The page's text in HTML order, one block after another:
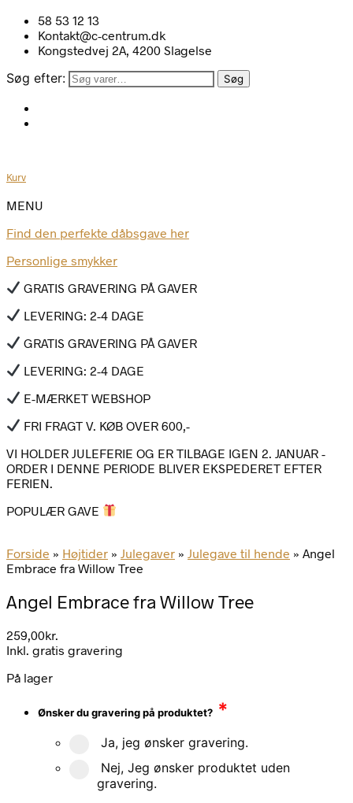
58 53 12 13
Kontakt@c-centrum.dk
Kongstedvej 2A, 4200 Slagelse
Søg efter: Søg
Kurv
MENU
Find den perfekte dåbsgave her
Personlige smykker
GRATIS GRAVERING PÅ GAVER
LEVERING: 2-4 DAGE
GRATIS GRAVERING PÅ GAVER
LEVERING: 2-4 DAGE
E-MÆRKET WEBSHOP
FRI FRAGT V. KØB OVER 600,-
VI HOLDER JULEFERIE OG ER TILBAGE IGEN 2. JANUAR -
ORDER I DENNE PERIODE BLIVER EKSPEDERET EFTER
FERIEN.
POPULÆR GAVE
Forside » Højtider » Julegaver » Julegave til hende » Angel
Embrace fra Willow Tree
Angel Embrace fra Willow Tree
259,00kr.
Inkl. gratis gravering
På lager
Ønsker du gravering på produktet? *
Ja, jeg ønsker gravering.
Nej, Jeg ønsker produktet uden
gravering.